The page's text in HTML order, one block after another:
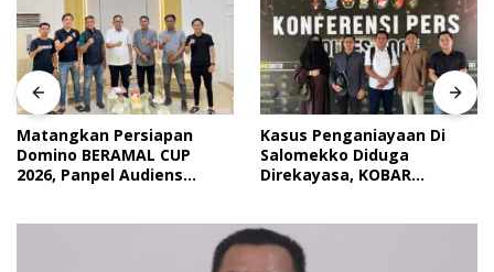
Matangkan Persiapan
Domino BERAMAL CUP
2026, Panpel Audiens
Kasus Penganiayaan Di
Salomekko Diduga
Direkayasa, KOBAR